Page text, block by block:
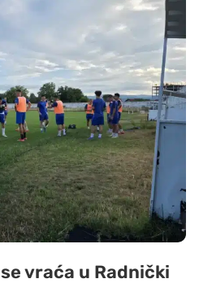
vraća u Radnički